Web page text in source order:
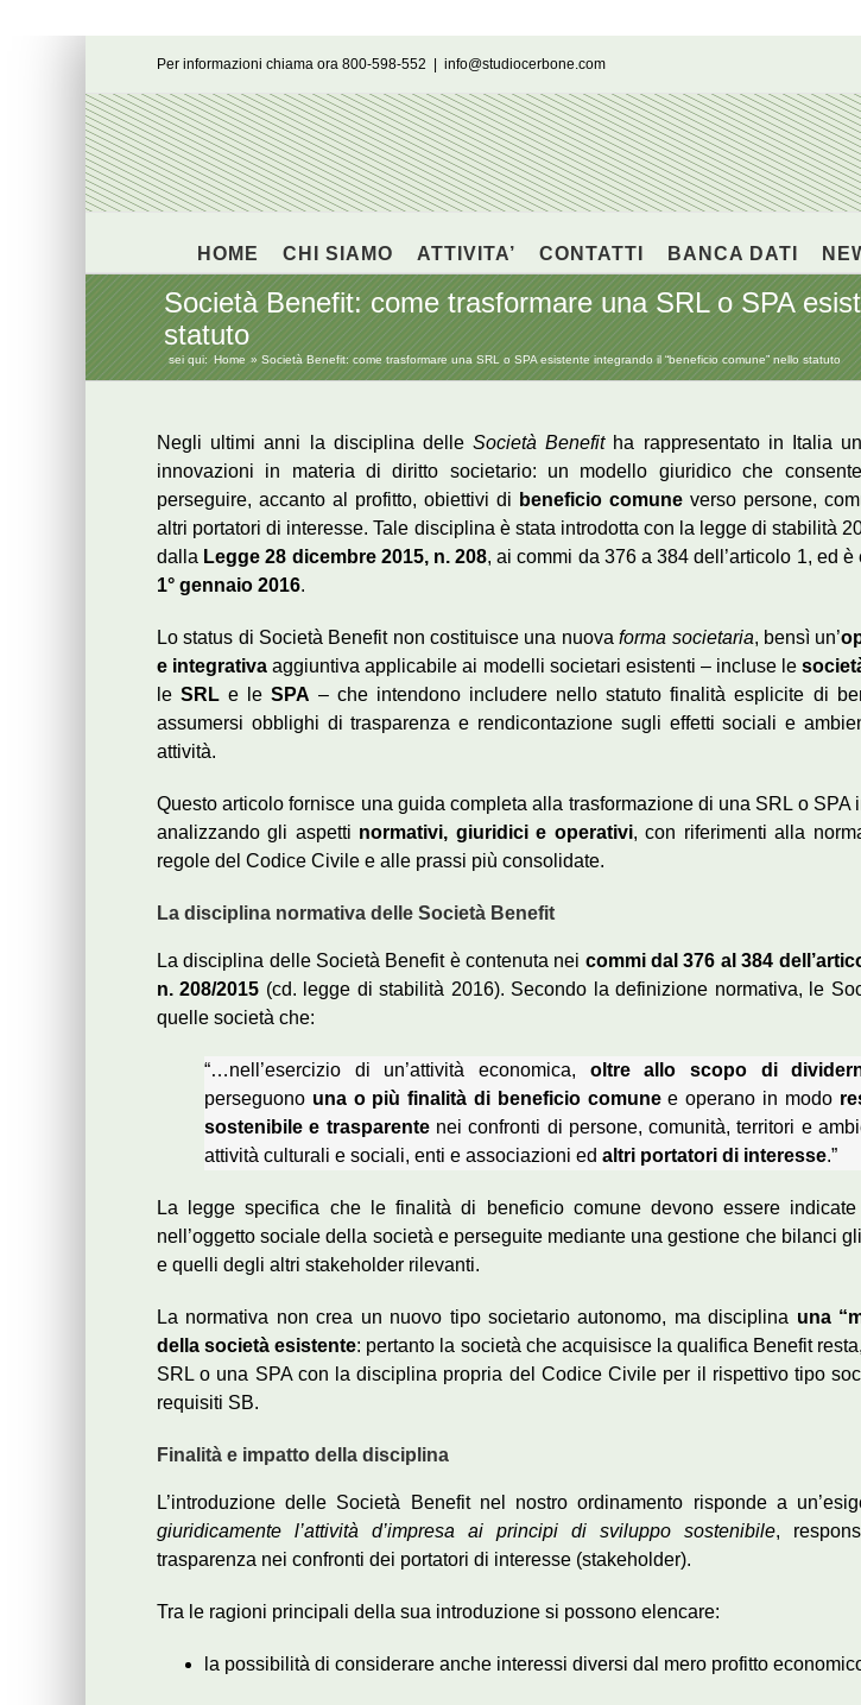
Per informazioni chiama ora 800-598-552 info@studiocerbone.com
HOME CHI SIAMO ATTIVITA’ CONTATTI BANCA DATI
Società Benefit: come trasformare una SRL o SPA
statuto
sei qui: Home Società Benefit: come trasformare una SRL o SPA esistente integrando il “beneficio comune” nello statuto
Negli ultimi anni la disciplina delleSocietà Benefitha rappresentato in Italia
innovazioni in materia di diritto societario: un modello giuridico che
perseguire, accanto al profitto, obiettivi di beneficio comuneverso persone,
altri portatori di interesse. Tale disciplina è stata introdotta con la legge di stabilità
dalla Legge 28 dicembre 2015, n. 208, ai commi da 376 a 384 dell’articolo 1, ed è
1° gennaio 2016.
Lo status di Società Benefit non costituisce una nuovaforma societaria, bensì un’
e integrativa aggiuntiva applicabile ai modelli societari esistenti – incluse le
leSRL e leSPA – che intendono includere nello statuto finalità esplicite di
assumersi obblighi di trasparenza e rendicontazione sugli effetti sociali e
attività.
Questo articolo fornisce una guida completa alla trasformazione di una SRL o SPA
analizzando gli aspetti normativi, giuridici e operativi, con riferimenti alla
regole del Codice Civile e alle prassi più consolidate.
La disciplina normativa delle Società Benefit
La disciplina delle Società Benefit è contenuta nei commi dal 376 al 384
n. 208/2015 (cd. legge di stabilità 2016). Secondo la definizione normativa, le
quelle società che:
“…nell’esercizio di un’attività economica, oltre allo scopo di
perseguono una o più finalità di beneficio comunee operano in modo
sostenibile e trasparentenei confronti di persone, comunità, territori e
attività culturali e sociali, enti e associazioni ed altri portatori di interesse.”
La legge specifica che le finalità di beneficio comune devono essere indicate
nell’oggetto sociale della società e perseguite mediante una gestione che bilanci
e quelli degli altri stakeholder rilevanti.
La normativa non crea un nuovo tipo societario autonomo, ma disciplina una
della società esistente: pertanto la società che acquisisce la qualifica Benefit
SRL o una SPA con la disciplina propria del Codice Civile per il rispettivo tipo
requisiti SB.
Finalità e impatto della disciplina
L’introduzione delle Società Benefit nel nostro ordinamento risponde a
giuridicamente l’attività d’impresa ai principi di sviluppo sostenibile,
trasparenza nei confronti dei portatori di interesse (stakeholder).
Tra le ragioni principali della sua introduzione si possono elencare:
la possibilità di considerare anche interessi diversi dal mero profitto